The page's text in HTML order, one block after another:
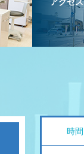
時間